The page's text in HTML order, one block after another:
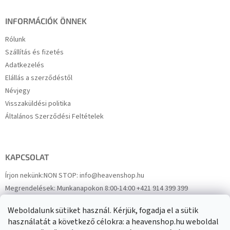
Weboldalunk sütiket használ. Kérjük, fogadja el a sütik
használatát a következő célokra: a heavenshop.hu weboldal
INFORMÁCIÓK ÖNNEK
Rólunk
Szállítás és fizetés
Adatkezelés
Elállás a szerződéstől
Névjegy
Visszaküldési politika
Általános Szerződési Feltételek
KAPCSOLAT
Írjon nekünk:NON STOP: info@heavenshop.hu
Megrendelések:Munkanapokon 8:00-14:00 +421 914 399 399
FacebookHeavenShop.sk